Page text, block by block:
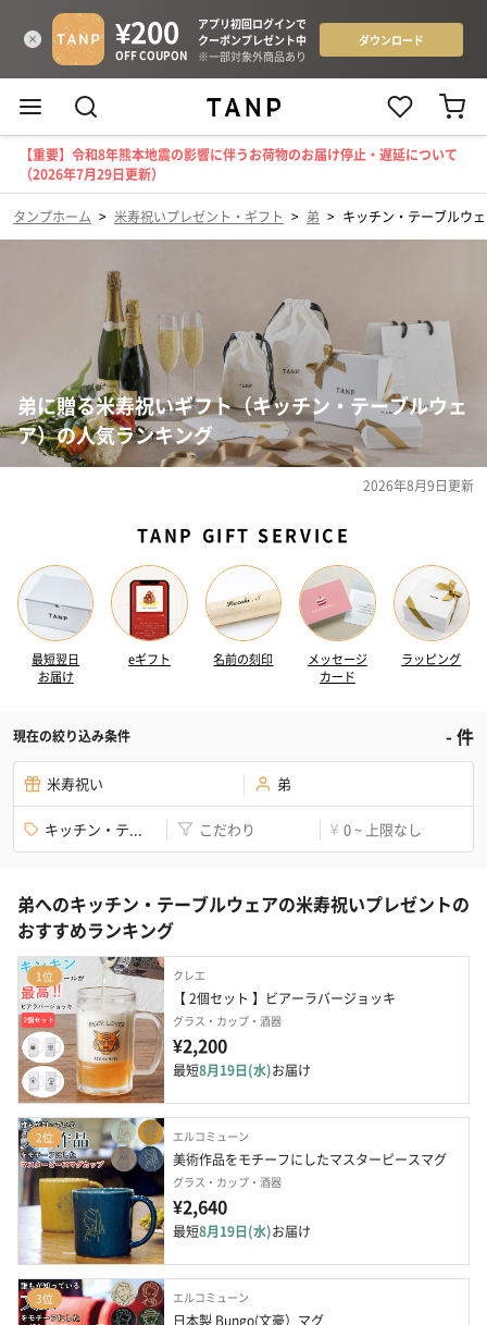
【重要】令和8年熊本地震の影響に伴うお荷物のお届け停止・遅延について
（2026年7月29日更新）
タンプホーム > 米寿祝いプレゼント・ギフト > 弟 > キッチン・テーブルウ
弟に贈る米寿祝いギフト（キッチン・テーブルウェ
ア）の人気ランキング
2026年8月9日更新
TANP GIFT SERVICE
最短翌日
お届け
eギフト 名前の刻印
メッセージ
カード
ラッピング
現在の絞り込み条件 -件
米寿祝い 弟
キッチン・テ... こだわり ¥ 0 ~ 上限なし
弟へのキッチン・テーブルウェアの米寿祝いプレゼントの
おすすめランキング
1位 クレエ
【 2個セット 】ビアーラバージョッキ
グラス・カップ・酒器
¥2,200
最短8月19日(水)お届け
2位 エルコミューン
美術作品をモチーフにしたマスターピースマグ
グラス・カップ・酒器
¥2,640
最短8月19日(水)お届け
3位 エルコミューン
日本製 Bungo(文豪）マグ